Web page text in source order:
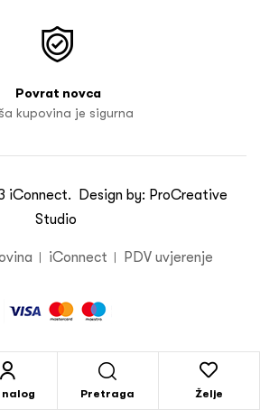
nalog Pretraga Želje
Povrat novca
kupovina je sigurna
iConnect. Design by: ProCreative
Studio
iConnect PDV uvjerenje